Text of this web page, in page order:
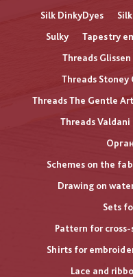
Silk DinkyDyes
Sulky
Tapestry
Threads Glissen
Threads Stoney
Threads The Gentle Art
Threads Valdani
Schemes on the
Drawing on
Sets
Pattern for
Shirts for
Lace and